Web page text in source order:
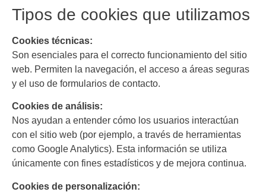
Tipos de cookies que utilizamos
Cookies técnicas:
Son esenciales para el correcto funcionamiento del sitio
web. Permiten la navegación, el acceso a áreas seguras
y el uso de formularios de contacto.
Cookies de análisis:
Nos ayudan a entender cómo los usuarios interactúan
con el sitio web (por ejemplo, a través de herramientas
como Google Analytics). Esta información se utiliza
únicamente con fines estadísticos y de mejora continua.
Cookies de personalización: